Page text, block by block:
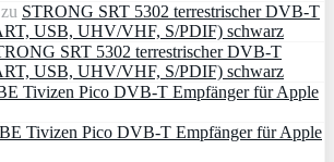
zu STRONG SRT 5302 terrestrischer DVB-T
USB, UHV/VHF, S/PDIF) schwarz
SRT 5302 terrestrischer DVB-T
USB, UHV/VHF, S/PDIF) schwarz
Tivizen Pico DVB-T Empfänger für Apple
Tivizen Pico DVB-T Empfänger für Apple